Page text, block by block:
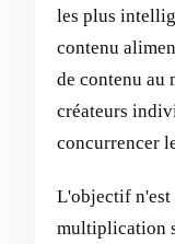
les plus
contenu
de contenu au
créateurs
concurrencer
L'objectif n'est
multiplication